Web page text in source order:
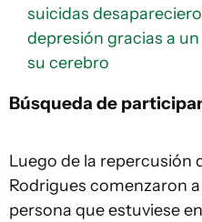
suicidas
depresión gracias a
su cerebro
Búsqueda de
Luego de la repercusión
Rodrigues comenzaron
persona que estuviese